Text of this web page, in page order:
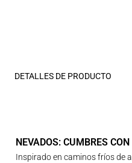
DETALLES DE PRODUCTO
NEVADOS: CUMBRES
Inspirado en caminos fríos de